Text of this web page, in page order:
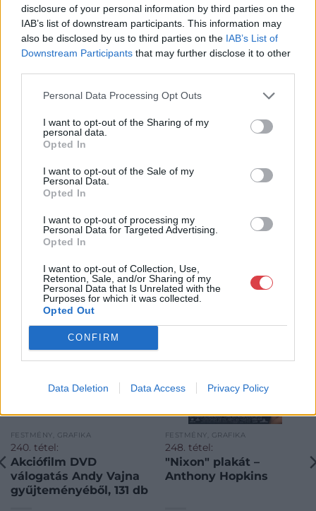
disclosure of your personal information by third parties on the
IAB’s list of downstream participants. This information may
also be disclosed by us to third parties on the IAB’s List of
Downstream Participants that may further disclose it to other
Personal Data Processing Opt Outs
I want to opt-out of the Sharing of my
personal data.
Opted In
I want to opt-out of the Sale of my
Personal Data.
Opted In
I want to opt-out of processing my
Personal Data for Targeted Advertising.
Opted In
I want to opt-out of Collection, Use,
Retention, Sale, and/or Sharing of my
Personal Data that Is Unrelated with the
Purposes for which it was collected.
Opted Out
CONFIRM
Data Deletion Data Access Privacy Policy
Weboldal:
http://www.nagyhazi.hu
Bemutatkozás: Magas színvonalú festmények és műtárgyak,
bútorok, szőnyegek, üveg, porcelán és ezüst tárgyak, ékszerek,
néprajzi tárgyak értékesítése és aukcionálása. Hagyatékok és
a tárgyfelvétel folyamatos.
GALÉRIA TOVÁBBI MŰTÁRGYAI
FESTMÉNY, GRAFIKA
240. tétel:
Akciófilm DVD
válogatás Andy Vajna
gyűjteményéből, 131 db
FESTMÉNY, GRAFIKA
248. tétel:
"Nixon" plakát –
Anthony Hopkins